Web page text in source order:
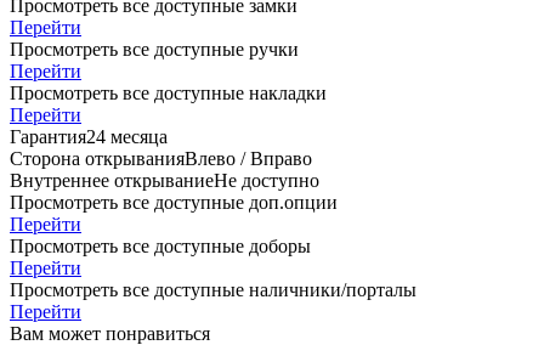
Просмотреть все доступные замки
Перейти
Просмотреть все доступные ручки
Перейти
Просмотреть все доступные накладки
Перейти
Гарантия24 месяца
Сторона открыванияВлево / Вправо
Внутреннее открываниеНе доступно
Просмотреть все доступные доп.опции
Перейти
Просмотреть все доступные доборы
Перейти
Просмотреть все доступные наличники/порталы
Перейти
Вам может понравиться